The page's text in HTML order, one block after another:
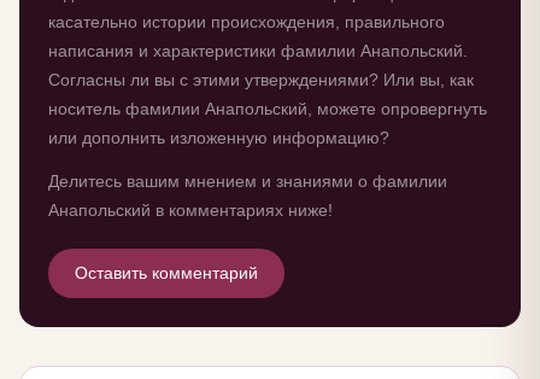
касательно истории происхождения, правильного
написания и характеристики фамилии Анапольский.
Согласны ли вы с этими утверждениями? Или вы, как
носитель фамилии Анапольский, можете опровергнуть
или дополнить изложенную информацию?
Делитесь вашим мнением и знаниями о фамилии
Анапольский в комментариях ниже!
Оставить комментарий